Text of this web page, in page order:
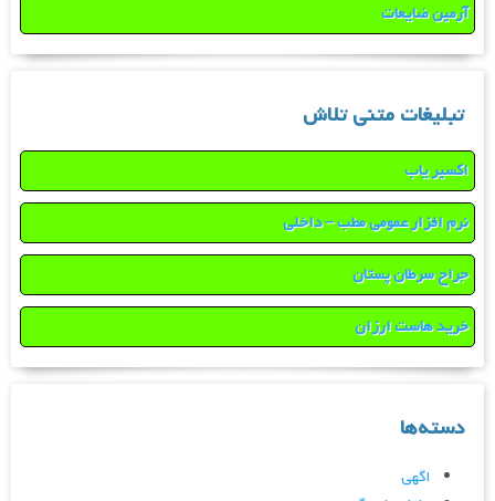
آرمین ضایعات
تبلیغات متنی تلاش
اکسیر یاب
نرم افزار عمومی مطب – داخلی
جراح سرطان پستان
خرید هاست ارزان
دسته‌ها
اگهی